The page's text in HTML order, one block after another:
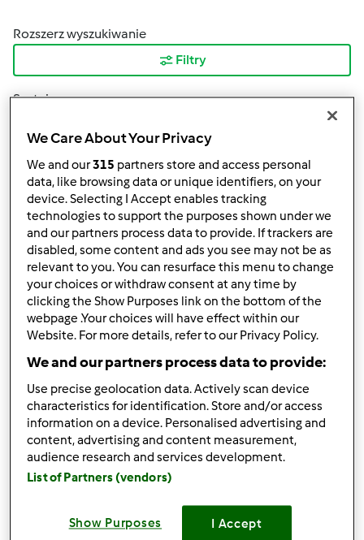
Rozszerz wyszukiwanie
Filtry
Sortuj po:
Wyników na stronę:
10
2 | Ostatni wpis
Szybka odpowiedź
zdrowitka Dołączył : 15.05.2017
wt., 01/28/2025 - 11:26
Mam pytanie do ciebie. Czy w ogóle coś robiłaś z wędlin. Czy
jest to zapęd chwilowy czy chcesz zacząć robić na dłużej.
przestaniesz. Ta zabawa jest długotrwała.
Od siebie polecam zastanowić się nad wędzarnią:
We Care About Your Privacy
We and our315 partners store and access personal
data, like browsing data or unique identifiers, on your
device. Selecting I Accept enables tracking
technologies to support the purposes shown under we
and our partners process data to provide. If trackers are
disabled, some content and ads you see may not be as
relevant to you. You can resurface this menu to change
your choices or withdraw consent at any time by
clicking the Show Purposes link on the bottom of the
webpage .Your choices will have effect within our
Website. For more details, refer to our Privacy Policy.
We and our partners process data to provide:
Use precise geolocation data. Actively scan device
characteristics for identification. Store and/or access
information on a device. Personalised advertising and
content, advertising and content measurement,
audience research and services development.
List of Partners (vendors)
Show Purposes I Accept